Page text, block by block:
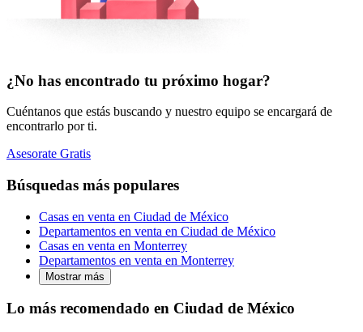
¿No has encontrado tu próximo hogar?
Cuéntanos que estás buscando y nuestro equipo se encargará de
encontrarlo por ti.
Asesorate Gratis
Búsquedas más populares
Casas en venta en Ciudad de México
Departamentos en venta en Ciudad de México
Casas en venta en Monterrey
Departamentos en venta en Monterrey
Mostrar más
Lo más recomendado en Ciudad de México